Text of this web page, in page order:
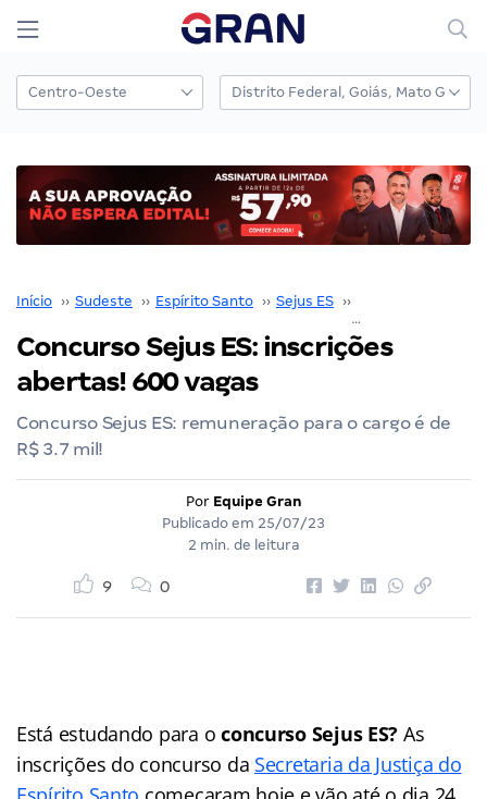
Início ›› Sudeste ›› Espírito Santo ›› Sejus ES ››
Concurso Sejus ES: inscrições
abertas! 600 vagas
Concurso Sejus ES: remuneração para o cargo é de
R$ 3.7 mil!
Por Equipe Gran
Publicado em 25/07/23
2 min. de leitura
9 0
Está estudando para oconcurso Sejus ES? As
inscrições do concurso da Secretaria da Justiça do